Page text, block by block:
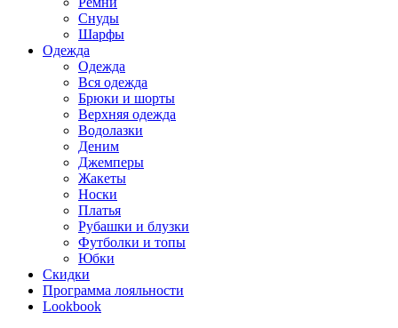
Снуды
Шарфы
Одежда
Одежда
Вся одежда
Брюки и шорты
Верхняя одежда
Водолазки
Деним
Джемперы
Жакеты
Носки
Платья
Рубашки и блузки
Футболки и топы
Юбки
Скидки
Программа лояльности
Lookbook